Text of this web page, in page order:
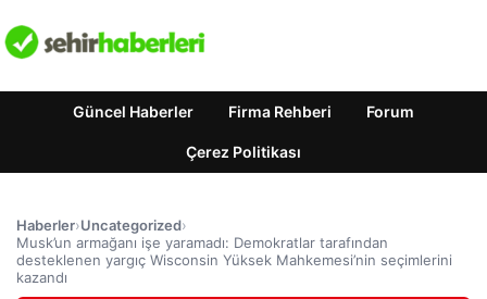
Güncel Haberler Firma Rehberi Forum
Çerez Politikası
Haberler›Uncategorized›
Musk’un armağanı işe yaramadı: Demokratlar tarafından
desteklenen yargıç Wisconsin Yüksek Mahkemesi’nin seçimlerini
kazandı